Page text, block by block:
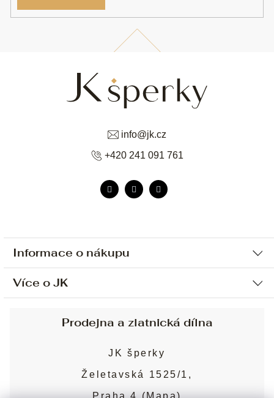
Informace o nákupu
Ochrana osobních údajů
Sjednání osobní schůzky
Obchodní podmínky
Puncovní značky
Více o JK
info@jk.cz
+420 241 091 761
Prodejna a zlatnická dílna
JK šperky
Želetavská 1525/1,